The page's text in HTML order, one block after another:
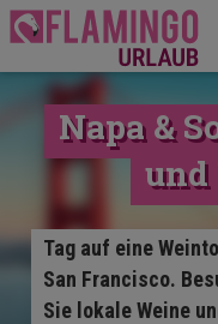
Napa &
und
Tag auf eine
San Francisco.
Sie lokale Weine